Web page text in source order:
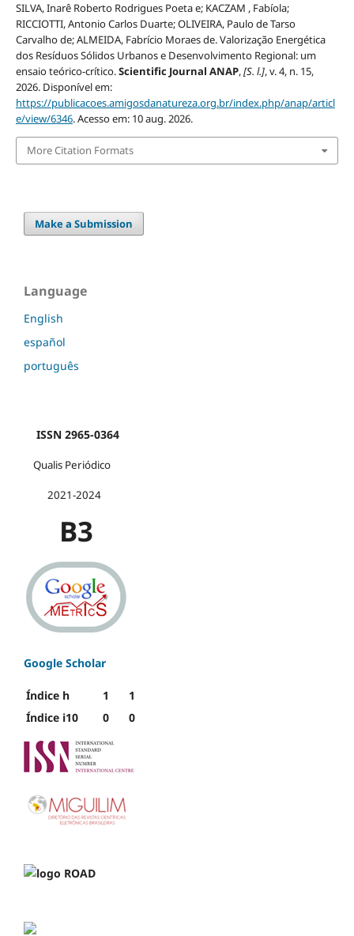
SILVA, Inarê Roberto Rodrigues Poeta e; KACZAM , Fabíola;
RICCIOTTI, Antonio Carlos Duarte; OLIVEIRA, Paulo de Tarso
Carvalho de; ALMEIDA, Fabrício Moraes de. Valorização Energética
dos Resíduos Sólidos Urbanos e Desenvolvimento Regional: um
ensaio teórico-crítico.Scientific Journal ANAP,[S. l.], v. 4, n. 15,
2026. Disponível em:
https://publicacoes.amigosdanatureza.org.br/index.php/anap/articl
e/view/6346. Acesso em: 10 aug. 2026.
More Citation Formats
Make a Submission
Language
English
español
português
ISSN 2965-0364
Qualis Periódico
2021-2024
B3
Google Scholar
Índice h 1
1
Índice i10
0 0